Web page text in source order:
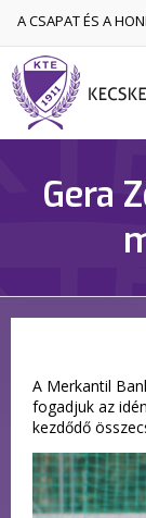
A CSAPAT ÉS A
Gera
A Merkantil
fogadjuk az
kezdődő